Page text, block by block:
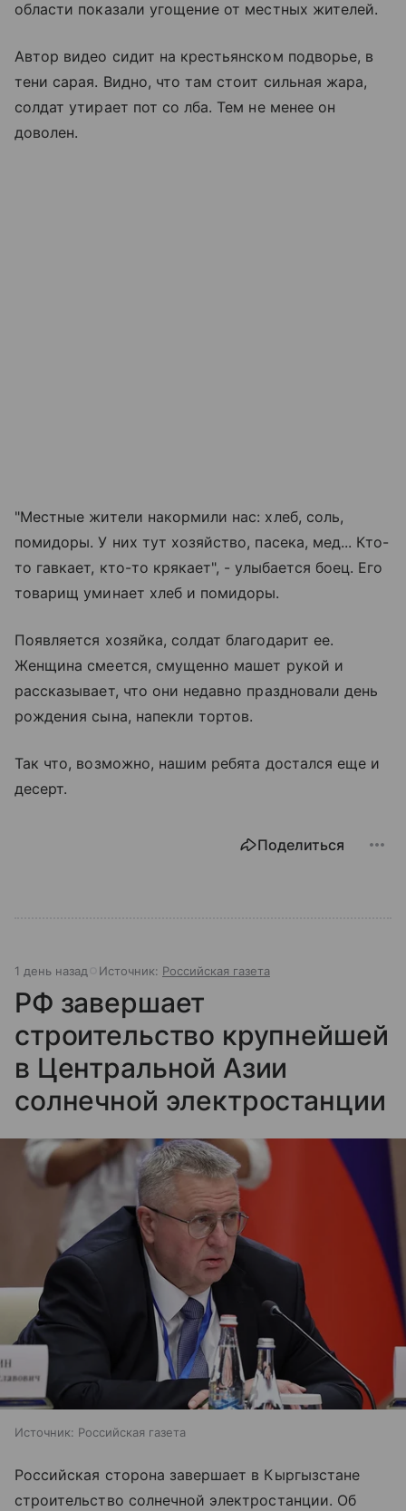
области показали угощение от местных жителей.
Автор видео сидит на крестьянском подворье, в
тени сарая. Видно, что там стоит сильная жара,
солдат утирает пот со лба. Тем не менее он
доволен.
"Местные жители накормили нас: хлеб, соль,
помидоры. У них тут хозяйство, пасека, мед... Кто-
то гавкает, кто-то крякает", - улыбается боец. Его
товарищ уминает хлеб и помидоры.
Появляется хозяйка, солдат благодарит ее.
Женщина смеется, смущенно машет рукой и
рассказывает, что они недавно праздновали день
рождения сына, напекли тортов.
Так что, возможно, нашим ребята достался еще и
десерт.
Поделиться
1 день назад Источник: Российская газета
РФ завершает
строительство крупнейшей
в Центральной Азии
солнечной электростанции
Источник: Российская газета
Российская сторона завершает в Кыргызстане
строительство солнечной электростанции. Об